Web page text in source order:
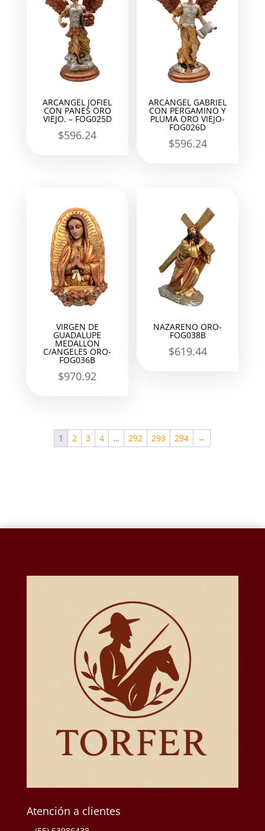
ARCANGEL JOFIEL
CON PANES ORO
VIEJO. – FOG025D
$596.24
ARCANGEL GABRIEL
CON PERGAMINO Y
PLUMA ORO VIEJO-
FOG026D
$596.24
VIRGEN DE
GUADALUPE
MEDALLON
C/ANGELES ORO-
FOG036B
$970.92
NAZARENO ORO-
FOG038B
$619.44
1 2 3 4 … 292 293 294 →
Atención a clientes